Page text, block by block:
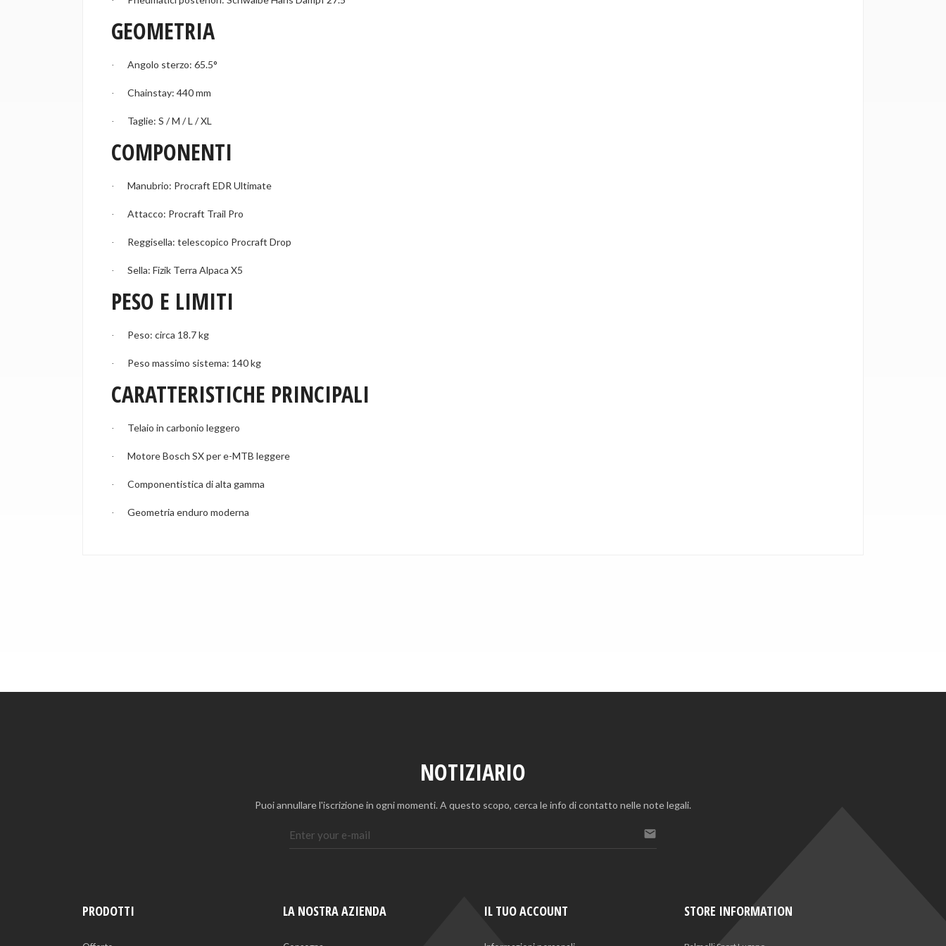
GEOMETRIA
· Angolo sterzo: 65.5°
· Chainstay: 440 mm
· Taglie: S / M / L / XL
COMPONENTI
· Manubrio: Procraft EDR Ultimate
· Attacco: Procraft Trail Pro
· Reggisella: telescopico Procraft Drop
· Sella: Fizik Terra Alpaca X5
PESO E LIMITI
· Peso: circa 18.7 kg
· Peso massimo sistema: 140 kg
CARATTERISTICHE PRINCIPALI
· Telaio in carbonio leggero
· Motore Bosch SX per e-MTB leggere
· Componentistica di alta gamma
· Geometria enduro moderna
NOTIZIARIO
Puoi annullare l'iscrizione in ogni momenti. A questo scopo, cerca le info di contatto nelle note legali.

PRODOTTI LA NOSTRA AZIENDA IL TUO ACCOUNT STORE INFORMATION